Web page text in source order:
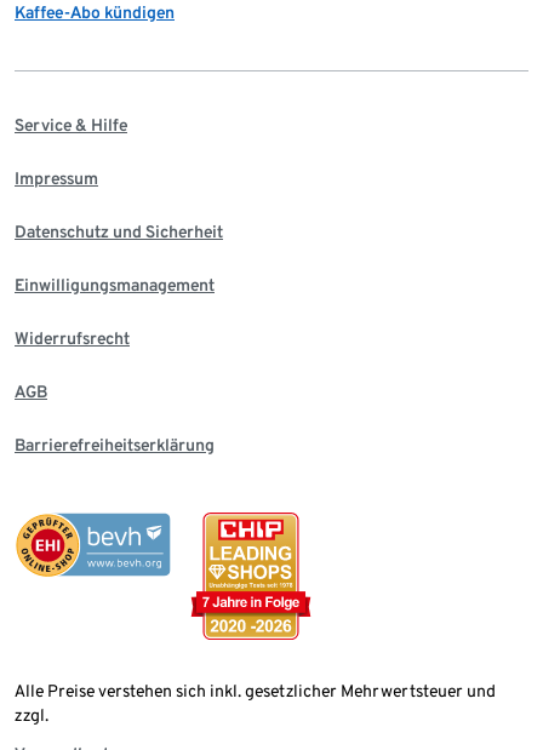
Kaffee-Abo kündigen
Service & Hilfe
Impressum
Datenschutz und Sicherheit
Einwilligungsmanagement
Widerrufsrecht
AGB
Barrierefreiheitserklärung
Alle Preise verstehen sich inkl. gesetzlicher Mehrwertsteuer und
zzgl.